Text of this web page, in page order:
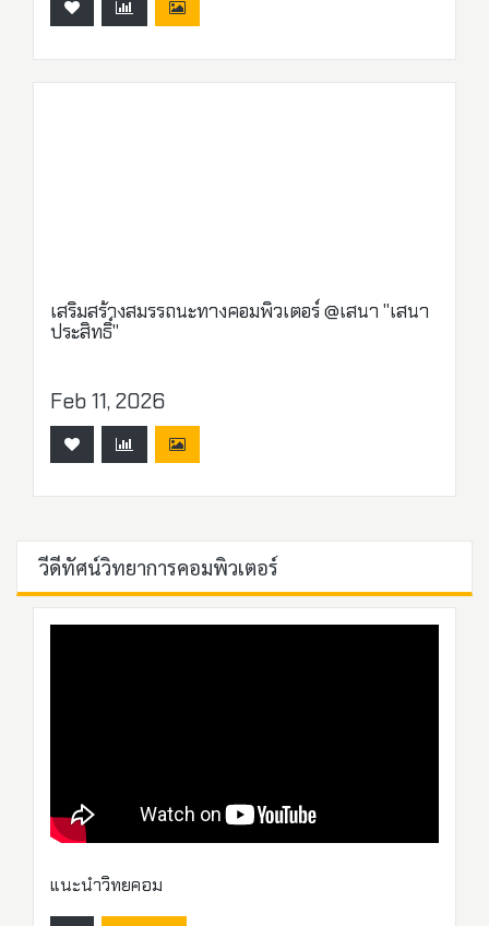
เสริมสร้างสมรรถนะทางคอมพิวเตอร์ @เสนา "เสนา
ประสิทธิ์"
Feb 11, 2026
วีดีทัศน์วิทยาการคอมพิวเตอร์
แนะนำวิทยคอม